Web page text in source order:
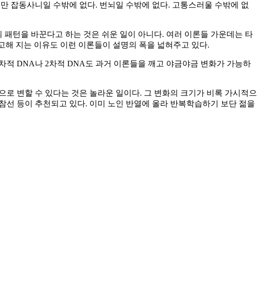
잡동사니일 수밖에 없다. 번뇌일 수밖에 없다. 고통스러울 수밖에 없
턴을 바꾼다고 하는 것은 쉬운 일이 아니다. 여러 이론들 가운데는 타
지는 이유도 이런 이론들이 설명의 폭을 넓혀주고 있다.
적 DNA나 2차적 DNA도 과거 이론들을 깨고 야금야금 변화가 가능하
변할 수 있다는 것은 놀라운 일이다. 그 변화의 크기가 비록 가시적으
등이 추천되고 있다. 이미 노인 반열에 올라 반복학습하기 보단 젊을